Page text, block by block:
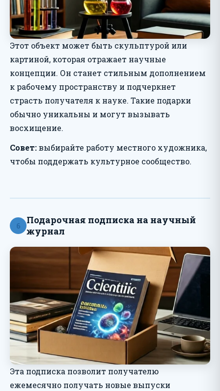
Этот объект может быть скульптурой или
картиной, которая отражает научные
концепции. Он станет стильным дополнением
к рабочему пространству и подчеркнет
страсть получателя к науке. Такие подарки
обычно уникальны и могут вызывать
восхищение.
Совет:выбирайте работу местного художника,
чтобы поддержать культурное сообщество.
6
Подарочная подписка на научный
журнал
Эта подписка позволит получателю
ежемесячно получать новые выпуски